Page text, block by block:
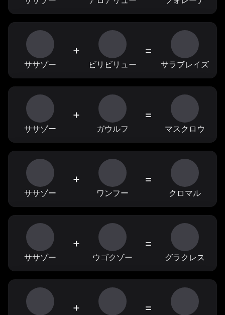
ササゾー
+
ビリビリュー
=
サラブレイズ
ササゾー
+
ガウルフ
=
マスクロウ
ササゾー
+
ワンフー
=
クロマル
ササゾー
+
ウゴクゾー
=
グラクレス
+ =